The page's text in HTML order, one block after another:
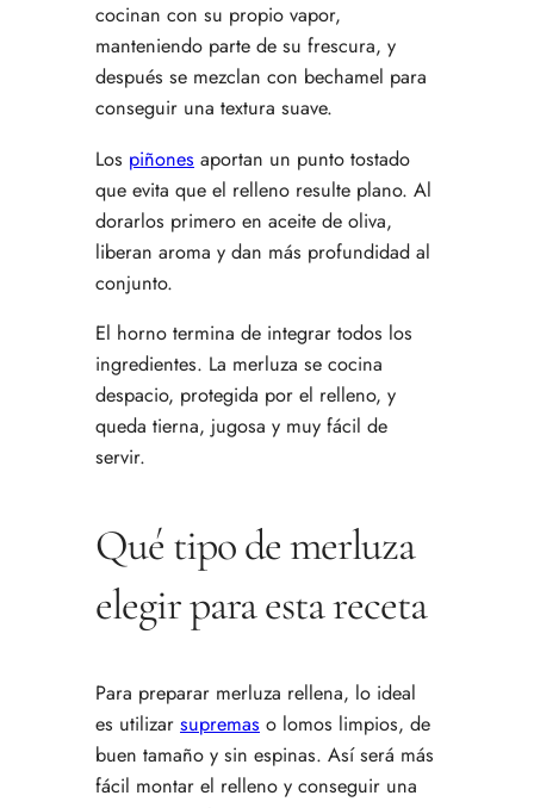
cocinan con su propio vapor,
manteniendo parte de su frescura, y
después se mezclan con bechamel para
conseguir una textura suave.
Los piñones aportan un punto tostado
que evita que el relleno resulte plano. Al
dorarlos primero en aceite de oliva,
liberan aroma y dan más profundidad al
conjunto.
El horno termina de integrar todos los
ingredientes. La merluza se cocina
despacio, protegida por el relleno, y
queda tierna, jugosa y muy fácil de
servir.
Qué tipo de merluza
elegir para esta receta
Para preparar merluza rellena, lo ideal
es utilizar supremas o lomos limpios, de
buen tamaño y sin espinas. Así será más
fácil montar el relleno y conseguir una